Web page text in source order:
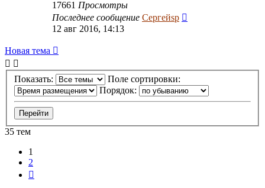
17661 Просмотры
Последнее сообщение Сергейsp
12 авг 2016, 14:13
Новая тема
Показать:
Поле сортировки:
Порядок:
35 тем
1
2